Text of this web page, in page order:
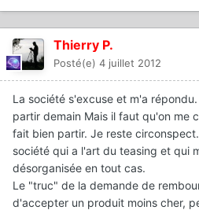
Thierry P.
Posté(e) 4 juillet 2012
La société s'excuse et m'a
partir demain Mais il faut qu'on me
fait bien partir. Je reste
société qui a l'art du teasing et qui
désorganisée en tout cas.
Le "truc" de la demande de
d'accepter un produit moins cher,